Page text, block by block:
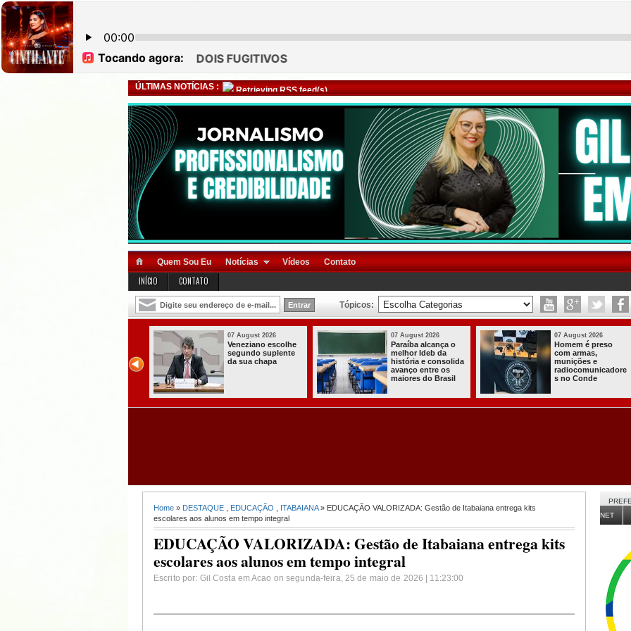
ÚLTIMAS NOTÍCIAS : Retrieving RSS feed(s)
Quem Sou Eu Notícias Vídeos Contato
INÍCIO CONTATO
Tópicos:
história e consolida
avanço entre os
07 August 2026
Homem é preso
com armas,
munições e
radiocomunicadore
03 August 2026
Itabaiana entregou
a primeira Cozinha
Comunitária
Solidária a
Comunidade do
03 August 2026
Secretaria de
Agricultura de
Itabaiana
da Sedap-PB
de 30 mil
comunidades
Home » DESTAQUE EDUCAÇÃO ITABAIANA» EDUCAÇÃO VALORIZADA: Gestão de Itabaiana entrega kits
escolares aos alunos em tempo integral
EDUCAÇÃO VALORIZADA: Gestão de Itabaiana entrega kits
escolares aos alunos em tempo integral
Escrito por: Gil Costa em Acao on segunda-feira, 25 de maio de 2026 | 11:23:00
NET